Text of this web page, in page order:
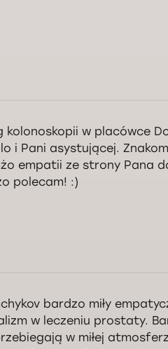
kolonoskopii w placówce
i Pani asystującej.
empatii ze strony Pana
polecam! :)
bardzo miły
w leczeniu prostaty.
w miłej